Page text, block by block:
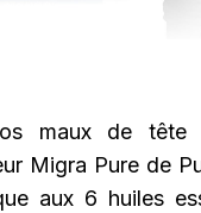
maux de tête
Migra Pure de
aux 6 huiles